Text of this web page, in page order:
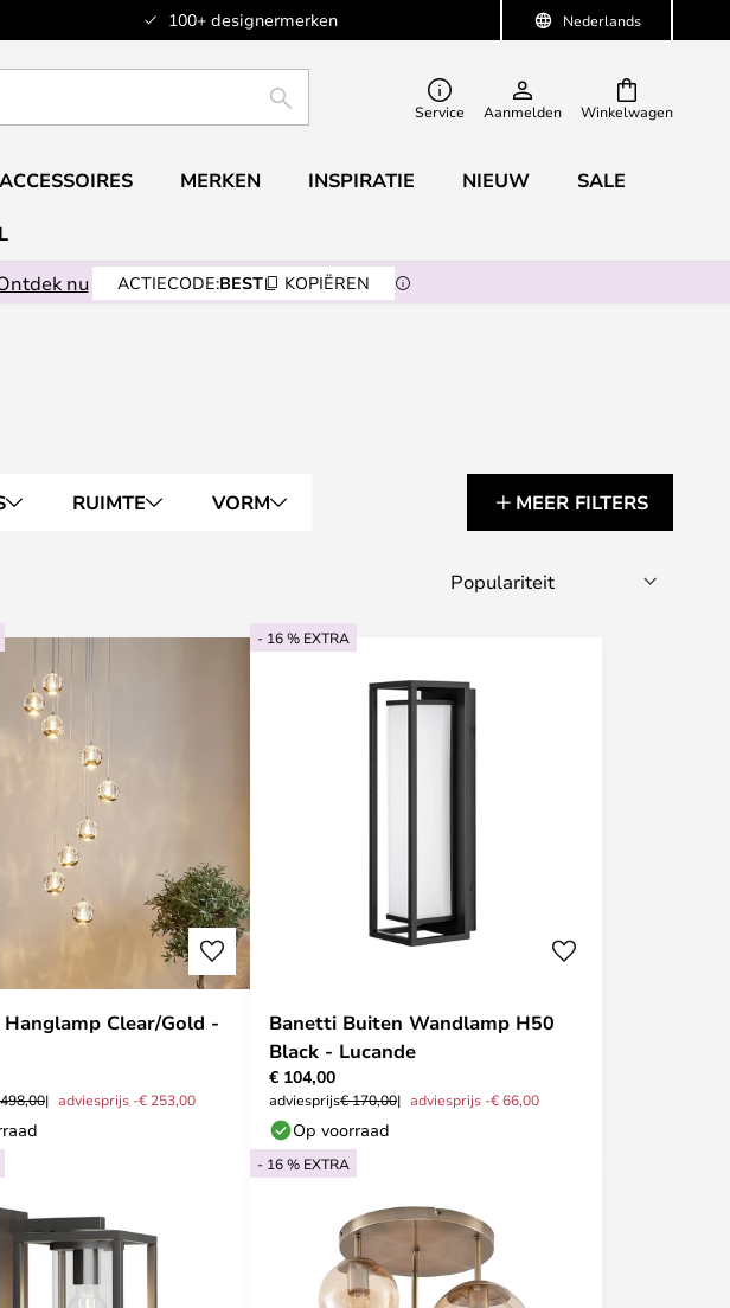
Nederlands
100+ designermerken
Winkelwagen
ZOEKEN Service Aanmelden
MERKEN INSPIRATIE NIEUW SALE
nu ACTIECODE:BEST KOPIËREN
RUIMTE VORM MEER FILTERS
Clear/Gold -
adviesprijs -€ 253,00
- 16 % EXTRA
Banetti Buiten Wandlamp H50
Black - Lucande
€ 104,00
adviesprijs€ 170,00 adviesprijs -€ 66,00
Op voorraad
- 16 % EXTRA